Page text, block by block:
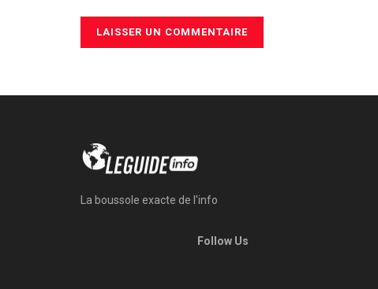
La boussole exacte de l'info
Follow Us